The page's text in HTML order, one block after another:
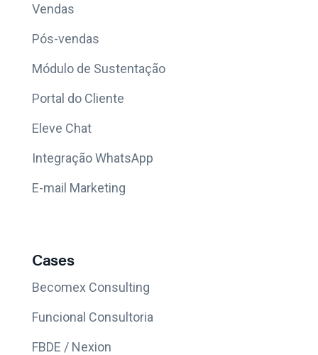
Vendas
Pós-vendas
Módulo de Sustentação
Portal do Cliente
Eleve Chat
Integração WhatsApp
E-mail Marketing
Cases
Becomex Consulting
Funcional Consultoria
FBDE / Nexion